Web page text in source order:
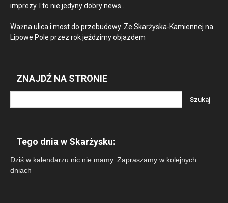
imprezy. I to nie jedyny dobry news…
Ważna ulica i most do przebudowy. Ze Skarżyska-Kamiennej na
Lipowe Pole przez rok jeździmy objazdem
ZNAJDŹ NA STRONIE
Tego dnia w Skarżysku:
Dziś w kalendarzu nic nie mamy. Zapraszamy w kolejnych
dniach